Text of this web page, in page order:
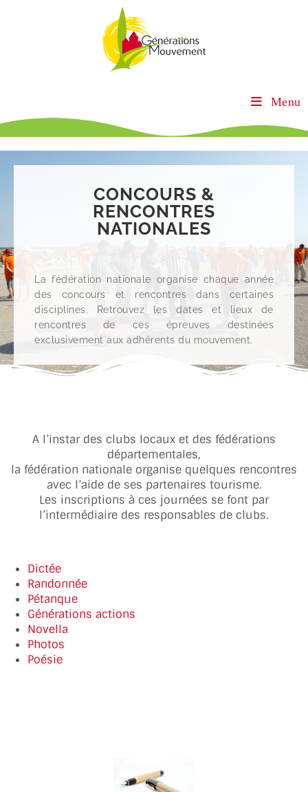
Menu
CONCOURS &
RENCONTRES
NATIONALES
La fédération nationale organise chaque année
des concours et rencontres dans certaines
disciplines. Retrouvez les dates et lieux de
rencontres de ces épreuves destinées
exclusivement aux adhérents du mouvement.
A l’instar des clubs locaux et des fédérations
départementales,
la fédération nationale organise quelques rencontres
avec l’aide de ses partenaires tourisme.
Les inscriptions à ces journées se font par
l’intermédiaire des responsables de clubs.
Dictée
Randonnée
Pétanque
Générations actions
Novella
Photos
Poésie